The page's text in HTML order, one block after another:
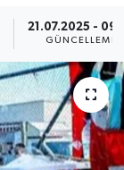
21.07.2025 -
GÜNCELLEME